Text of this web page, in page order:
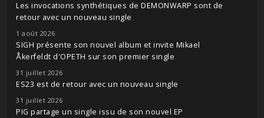
Les invocations synthétiques de DEMONWARP sont de
retour avec un nouveau single
1 août 2026
SIGH présente son nouvel album et invite Mikael
Åkerfeldt d'OPETH sur son premier single
31 juillet 2026
ES23 est de retour avec un nouveau single
31 juillet 2026
PIG partage un single issu de son nouvel EP